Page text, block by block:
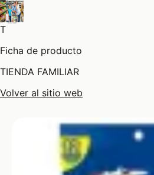
T
Ficha de producto
TIENDA FAMILIAR
Volver al sitio web